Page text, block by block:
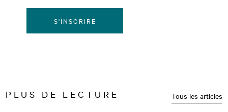
S'INSCRIRE
PLUS DE LECTURE Tous les articles